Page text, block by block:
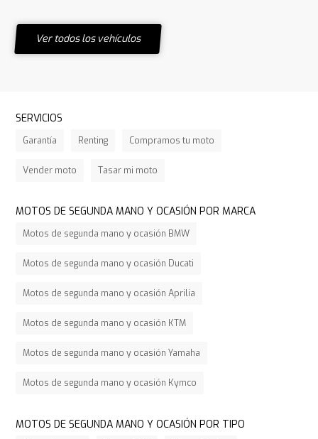
Ver todos los vehículos
SERVICIOS
Garantía Renting Compramos tu moto
Vender moto Tasar mi moto
MOTOS DE SEGUNDA MANO Y OCASIÓN POR MARCA
Motos de segunda mano y ocasión BMW
Motos de segunda mano y ocasión Ducati
Motos de segunda mano y ocasión Aprilia
Motos de segunda mano y ocasión KTM
Motos de segunda mano y ocasión Yamaha
Motos de segunda mano y ocasión Kymco
MOTOS DE SEGUNDA MANO Y OCASIÓN POR TIPO